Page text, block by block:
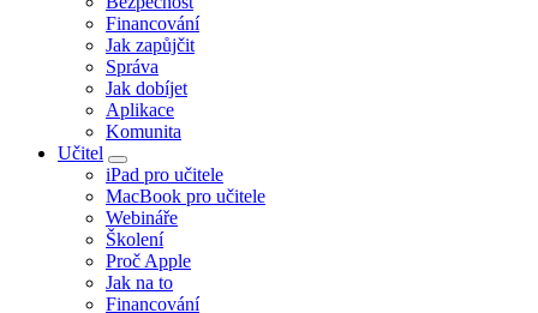
Financování
Jak zapůjčit
Správa
Jak dobíjet
Aplikace
Komunita
Učitel
iPad pro učitele
MacBook pro učitele
Webináře
Školení
Proč Apple
Jak na to
Financování